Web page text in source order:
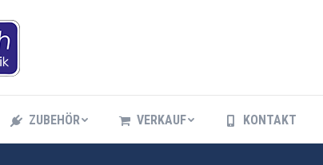
ZUBEHÖR VERKAUF KONTAKT